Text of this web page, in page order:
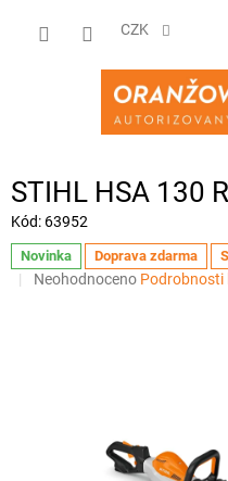
CZK
STIHL HSA 130 R
Kód: 63952
Novinka Doprava zdarma
Průměrné
Neohodnoceno Podrobnosti